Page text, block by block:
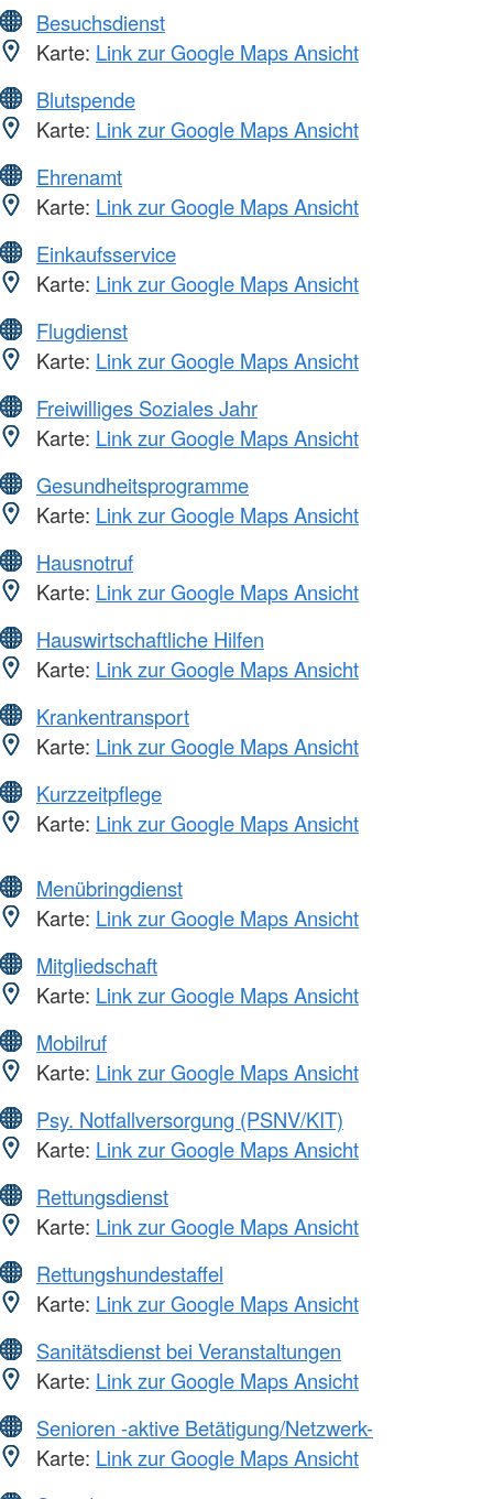
Besuchsdienst
Karte: Link zur Google Maps Ansicht
Blutspende
Karte: Link zur Google Maps Ansicht
Ehrenamt
Karte: Link zur Google Maps Ansicht
Einkaufsservice
Karte: Link zur Google Maps Ansicht
Flugdienst
Karte: Link zur Google Maps Ansicht
Freiwilliges Soziales Jahr
Karte: Link zur Google Maps Ansicht
Gesundheitsprogramme
Karte: Link zur Google Maps Ansicht
Hausnotruf
Karte: Link zur Google Maps Ansicht
Hauswirtschaftliche Hilfen
Karte: Link zur Google Maps Ansicht
Krankentransport
Karte: Link zur Google Maps Ansicht
Kurzzeitpflege
Karte: Link zur Google Maps Ansicht
Menübringdienst
Karte: Link zur Google Maps Ansicht
Mitgliedschaft
Karte: Link zur Google Maps Ansicht
Mobilruf
Karte: Link zur Google Maps Ansicht
Psy. Notfallversorgung (PSNV/KIT)
Karte: Link zur Google Maps Ansicht
Rettungsdienst
Karte: Link zur Google Maps Ansicht
Rettungshundestaffel
Karte: Link zur Google Maps Ansicht
Sanitätsdienst bei Veranstaltungen
Karte: Link zur Google Maps Ansicht
Senioren -aktive Betätigung/Netzwerk-
Karte: Link zur Google Maps Ansicht